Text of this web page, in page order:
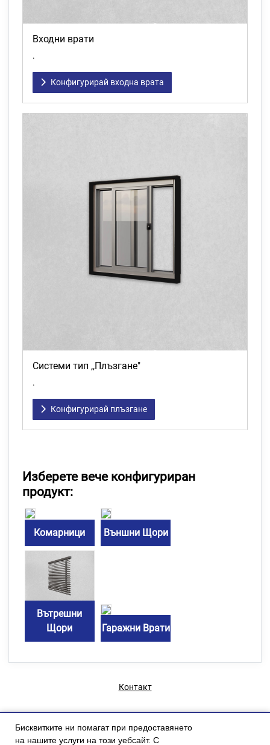
Бисквитките ни помагат при предоставянето
на нашите услуги на този уебсайт. С
Входни врати
.
Конфигурирай входна врата
Системи тип ,,Плъзгане"
.
Конфигурирай плъзгане
Изберете вече конфигуриран
продукт:
Комарници Външни Щори
Вътрешни
Щори
Гаражни Врати
Контакт